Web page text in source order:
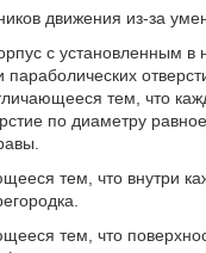
движения из-за
с установленным в
тем, что
по диаметру
тем, что внутри
тем, что